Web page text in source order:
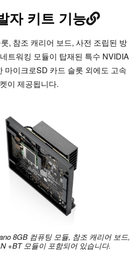
자 키트 기능
, 참조 캐리어 보드, 사전 조립된 방
트워킹 모듈이 탑재된 특수 NVIDIA
마이크로SD 카드 슬롯 외에도 고속
이 제공됩니다.
8GB 컴퓨팅 모듈, 참조 캐리어 보드,
+BT 모듈이 포함되어 있습니다.